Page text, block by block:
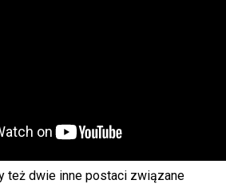
też dwie inne postaci związane